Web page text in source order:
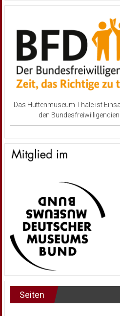
Das Hüttenmuseum Thale ist
den
Seiten